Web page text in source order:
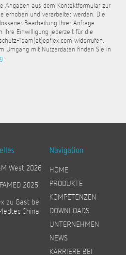
Angaben aus dem Kontaktformular zur
erhoben und verarbeitet werden. Die
Bearbeitung Ihrer Anfrage
Ihre Einwilligung jederzeit für die
Team(at)epflex.com widerrufen.
Umgang mit Nutzerdaten finden Sie in
.
West 2026
2025
zu Gast bei
China
Navigation
HOME
PRODUKTE
KOMPETENZEN
DOWNLOADS
UNTERNEHMEN
NEWS
KARRIERE BEI